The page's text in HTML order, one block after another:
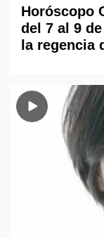
Horóscopo
del 7 al 9
la regencia